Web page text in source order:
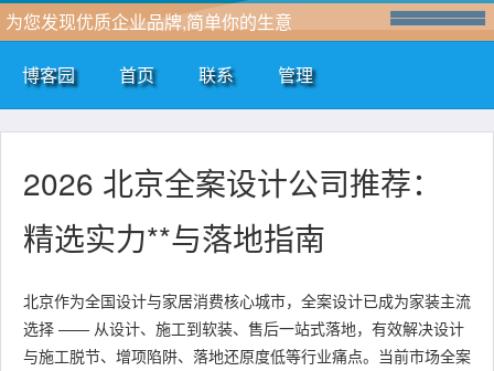
为您发现优质企业品牌,简单你的生意
博客园 首页 联系 管理
2026 北京全案设计公司推荐：
精选实力**与落地指南
北京作为全国设计与家居消费核心城市，全案设计已成为家装主流
选择 —— 从设计、施工到软装、售后一站式落地，有效解决设计
与施工脱节、增项陷阱、落地还原度低等行业痛点。当前市场全案